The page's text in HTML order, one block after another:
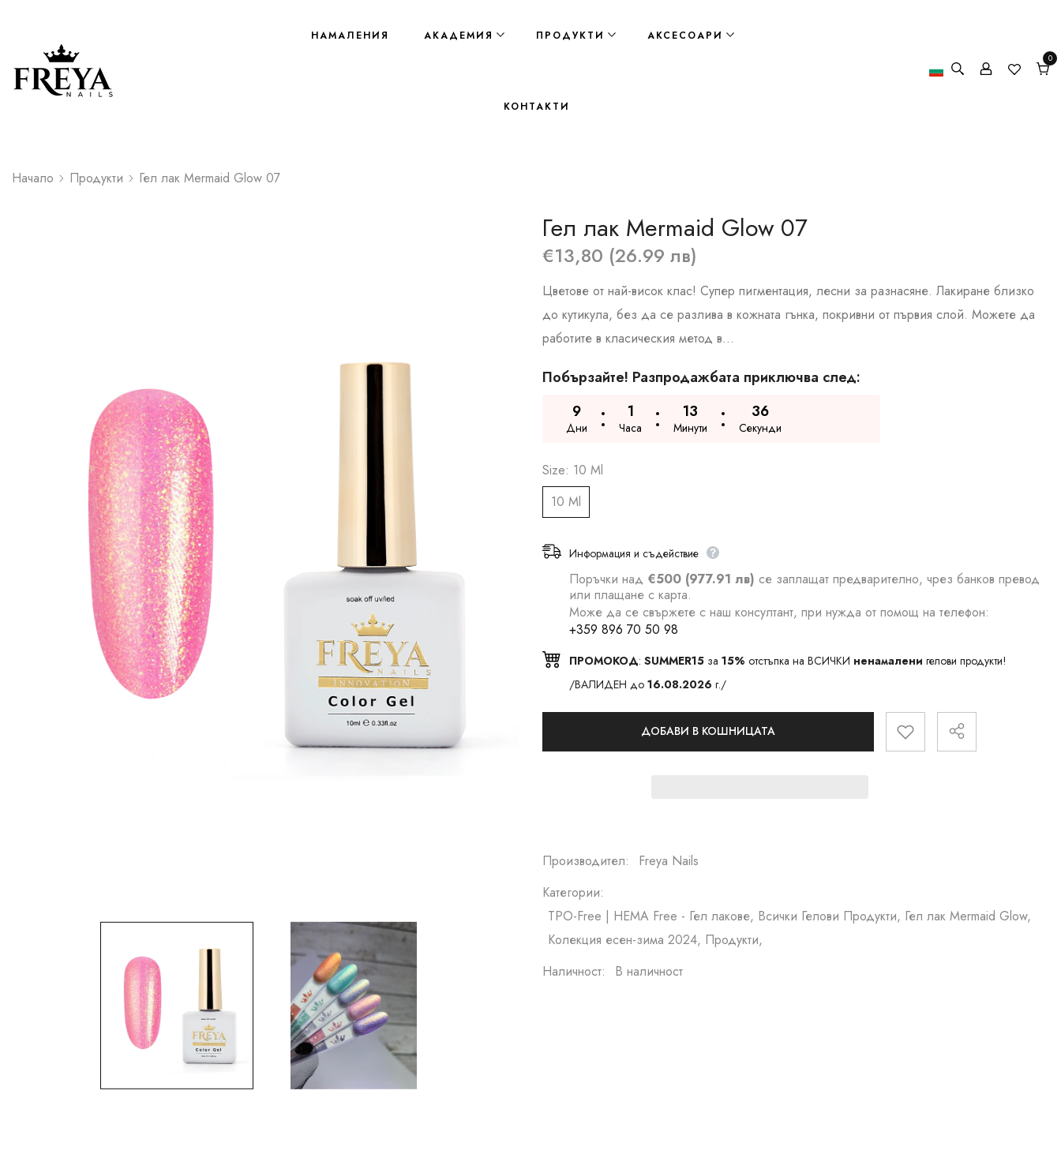
НАМАЛЕНИЯ АКАДЕМИЯ ПРОДУКТИ АКСЕСОАРИ
КОНТАКТИ
0
0
Начало Продукти Гел лак Mermaid Glow 07
Гел лак Mermaid Glow 07
€13,80 (26.99 лв)
Цветове от най-висок клас! Супер пигментация, лесни за разнасяне. Лакиране близко
до кутикула, без да се разлива в кожната гънка, покривни от първия слой. Можете да
работите в класическия метод в...
Побързайте! Разпродажбата приключва след:
9
Дни
1
Часа
13
Минути
35
Секунди
Size: 10 Ml
10 Ml
Информация и съдействие
Поръчки над €500 (977.91 лв) се заплащат предварително, чрез банков превод
или плащане с карта.
Може да се свържете с наш консултант, при нужда от помощ на телефон:
+359 896 70 50 98
ПРОМОКОД: SUMMER15 за 15% отстъпка на ВСИЧКИ ненамалени гелови продукти!
/ВАЛИДЕН до 16.08.2026 г./
ДОБАВИ В КОШНИЦАТА
Производител:
Freya Nails
Категории:
TPO-Free | HEMA Free - Гел лакове, Всички Гелови Продукти, Гел лак Mermaid Glow,
Колекция есен-зима 2024, Продукти,
Наличност:
В наличност